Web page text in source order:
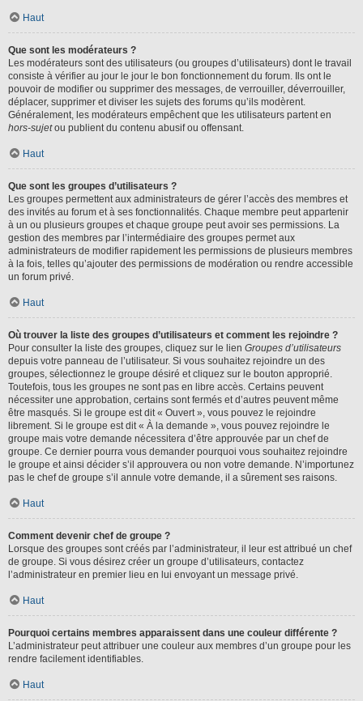
Haut
Que sont les modérateurs ?
Les modérateurs sont des utilisateurs (ou groupes d’utilisateurs) dont le travail
consiste à vérifier au jour le jour le bon fonctionnement du forum. Ils ont le
pouvoir de modifier ou supprimer des messages, de verrouiller, déverrouiller,
déplacer, supprimer et diviser les sujets des forums qu’ils modèrent.
Généralement, les modérateurs empêchent que les utilisateurs partent en
hors-sujetou publient du contenu abusif ou offensant.
Haut
Que sont les groupes d’utilisateurs ?
Les groupes permettent aux administrateurs de gérer l’accès des membres et
des invités au forum et à ses fonctionnalités. Chaque membre peut appartenir
à un ou plusieurs groupes et chaque groupe peut avoir ses permissions. La
gestion des membres par l’intermédiaire des groupes permet aux
administrateurs de modifier rapidement les permissions de plusieurs membres
à la fois, telles qu’ajouter des permissions de modération ou rendre accessible
un forum privé.
Haut
Où trouver la liste des groupes d’utilisateurs et comment les rejoindre ?
Pour consulter la liste des groupes, cliquez sur le lien Groupes d’utilisateurs
depuis votre panneau de l’utilisateur. Si vous souhaitez rejoindre un des
groupes, sélectionnez le groupe désiré et cliquez sur le bouton approprié.
Toutefois, tous les groupes ne sont pas en libre accès. Certains peuvent
nécessiter une approbation, certains sont fermés et d’autres peuvent même
être masqués. Si le groupe est dit « Ouvert », vous pouvez le rejoindre
librement. Si le groupe est dit « À la demande », vous pouvez rejoindre le
groupe mais votre demande nécessitera d’être approuvée par un chef de
groupe. Ce dernier pourra vous demander pourquoi vous souhaitez rejoindre
le groupe et ainsi décider s’il approuvera ou non votre demande. N’importunez
pas le chef de groupe s’il annule votre demande, il a sûrement ses raisons.
Haut
Comment devenir chef de groupe ?
Lorsque des groupes sont créés par l’administrateur, il leur est attribué un chef
de groupe. Si vous désirez créer un groupe d’utilisateurs, contactez
l’administrateur en premier lieu en lui envoyant un message privé.
Haut
Pourquoi certains membres apparaissent dans une couleur différente ?
L’administrateur peut attribuer une couleur aux membres d’un groupe pour les
rendre facilement identifiables.
Haut